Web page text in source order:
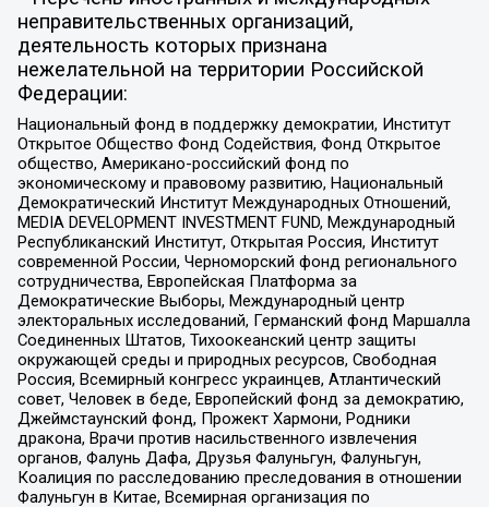
неправительственных организаций,
деятельность которых признана
нежелательной на территории Российской
Федерации:
Национальный фонд в поддержку демократии, Институт
Открытое Общество Фонд Содействия, Фонд Открытое
общество, Американо-российский фонд по
экономическому и правовому развитию, Национальный
Демократический Институт Международных Отношений,
MEDIA DEVELOPMENT INVESTMENT FUND, Международный
Республиканский Институт, Открытая Россия, Институт
современной России, Черноморский фонд регионального
сотрудничества, Европейская Платформа за
Демократические Выборы, Международный центр
электоральных исследований, Германский фонд Маршалла
Соединенных Штатов, Тихоокеанский центр защиты
окружающей среды и природных ресурсов, Свободная
Россия, Всемирный конгресс украинцев, Атлантический
совет, Человек в беде, Европейский фонд за демократию,
Джеймстаунский фонд, Прожект Хармони, Родники
дракона, Врачи против насильственного извлечения
органов, Фалунь Дафа, Друзья Фалуньгун, Фалуньгун,
Коалиция по расследованию преследования в отношении
Фалуньгун в Китае, Всемирная организация по